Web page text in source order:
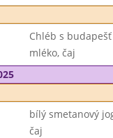
Chléb s
mléko, čaj
bílý smetanový
čaj